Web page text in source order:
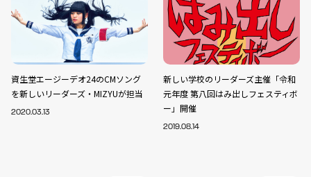
資生堂エージーデオ24のCMソング
を新しいリーダーズ・MIZYUが担当
2020.03.13
新しい学校のリーダーズ主催「令和
元年度 第八回はみ出しフェスティボ
ー」開催
2019.08.14